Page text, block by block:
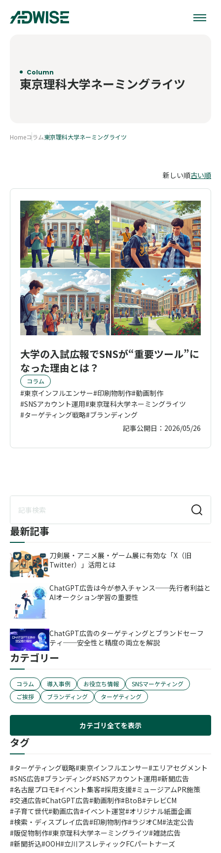
東京理科大学ネーミングライツ
Column
Homeコラム東京理科大学ネーミングライツ
新しい順古い順
大学の入試広報でSNSが“重要ツール”に
なった理由とは？
コラム
東京インフルエンサー 印刷物制作 動画制作
SNSアカウント運用 東京理科大学ネーミングライツ
ターゲティング戦略 ブランディング
記事公開日： 2026/05/26
最新記事
刀剣展・アニメ展・ゲーム展に有効な「X（旧
Twitter）」活用とは
ChatGPT広告は今が参入チャンス──先行者利益と
AIオークション学習の重要性
ChatGPT広告のターゲティングとブランドセーフ
ティ──安全性と精度の両立を解説
カテゴリー
コラム 導入事例 お役立ち情報
SNSマーケティング
ご挨拶
ブランディング ターゲティング
カテゴリ全てを表示
タグ
ターゲティング戦略 東京インフルエンサー エリアセグメント
SNS広告 ブランディング SNSアカウント運用 新聞広告
名古屋プロモ イベント集客 採用支援 ミュージアムPR施策
交通広告 ChatGPT広告 動画制作 BtoB テレビCM
子育て世代 動画広告 イベント運営 オリジナル紙面企画
検索・ディスプレイ広告 印刷物制作 ラジオCM 法定公告
販促物制作 東京理科大学ネーミングライツ 雑誌広告
新聞折込 OOH 立川アスレティックFCパートナーズ